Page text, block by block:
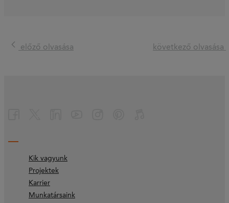
előző olvasása következő olvasása
Kik vagyunk
Projektek
Karrier
Munkatársaink